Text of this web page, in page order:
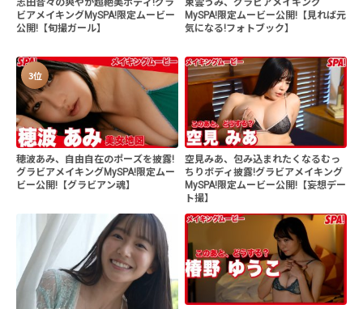
志田音々の爽やか超絶美ボディ!グラ
ビアメイキングMySPA!限定ムービー
公開!【旬撮ガール】
東雲うみ、グラビアメイキング
MySPA!限定ムービー公開!【見れば元
気になる!フォトブック】
3位
穂波あみ、自由自在のポーズを披露!
グラビアメイキングMySPA!限定ムー
ビー公開!【グラビアン魂】
空見みあ、包み込まれたくなるむっ
ちりボディ披露!グラビアメイキング
MySPA!限定ムービー公開!【妄想デー
ト撮】